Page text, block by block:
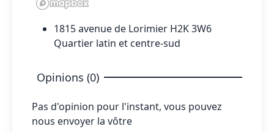
1815 avenue de Lorimier H2K 3W6
Quartier latin et centre-sud
Opinions (0)
Pas d'opinion pour l'instant, vous pouvez
nous envoyer la vôtre